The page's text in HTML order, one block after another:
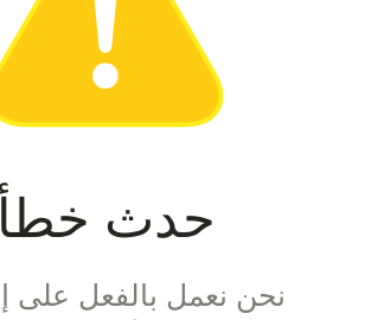
حدث خطأ
نحن نعمل بالفعل على